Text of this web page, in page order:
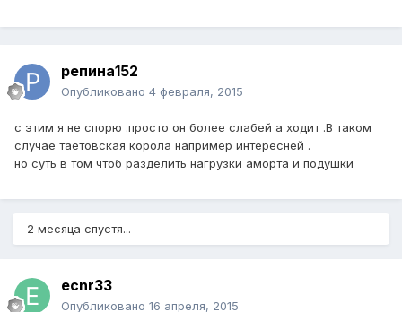
репина152
Опубликовано 4 февраля, 2015
с этим я не спорю .просто он более слабей а ходит .В таком
случае таетовская корола например интересней .
но суть в том чтоб разделить нагрузки аморта и подушки
2 месяца спустя...
ecnr33
Опубликовано 16 апреля, 2015